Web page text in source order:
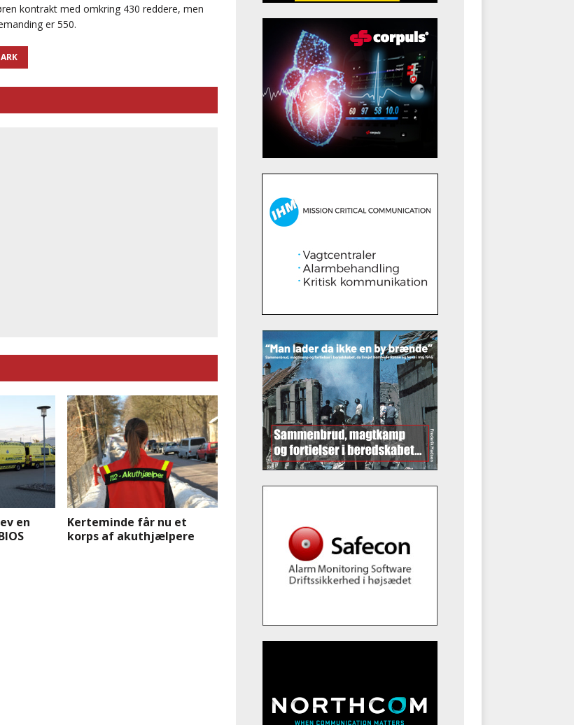
kontrakt med omkring 430 reddere, men
er 550.
en
Kerteminde får nu et
korps af akuthjælpere